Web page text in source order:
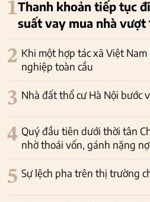
1Thanh khoản tiếp tục
suất vay mua nhà vượt
2 Khi một hợp tác xã Việt
nghiệp toàn cầu
3 Nhà đất thổ cư Hà Nội bước
4 Quý đầu tiên dưới thời tân
nhờ thoái vốn, gánh nặng
5 Sự lệch pha trên thị trường